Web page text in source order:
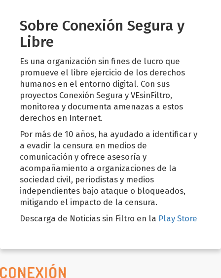
Sobre Conexión Segura y
Libre
Es una organización sin fines de lucro que
promueve el libre ejercicio de los derechos
humanos en el entorno digital. Con sus
proyectos Conexión Segura y VEsinFiltro,
monitorea y documenta amenazas a estos
derechos en Internet.
Por más de 10 años, ha ayudado a identificar y
a evadir la censura en medios de
comunicación y ofrece asesoría y
acompañamiento a organizaciones de la
sociedad civil, periodistas y medios
independientes bajo ataque o bloqueados,
mitigando el impacto de la censura.
Descarga de Noticias sin Filtro en la Play Store